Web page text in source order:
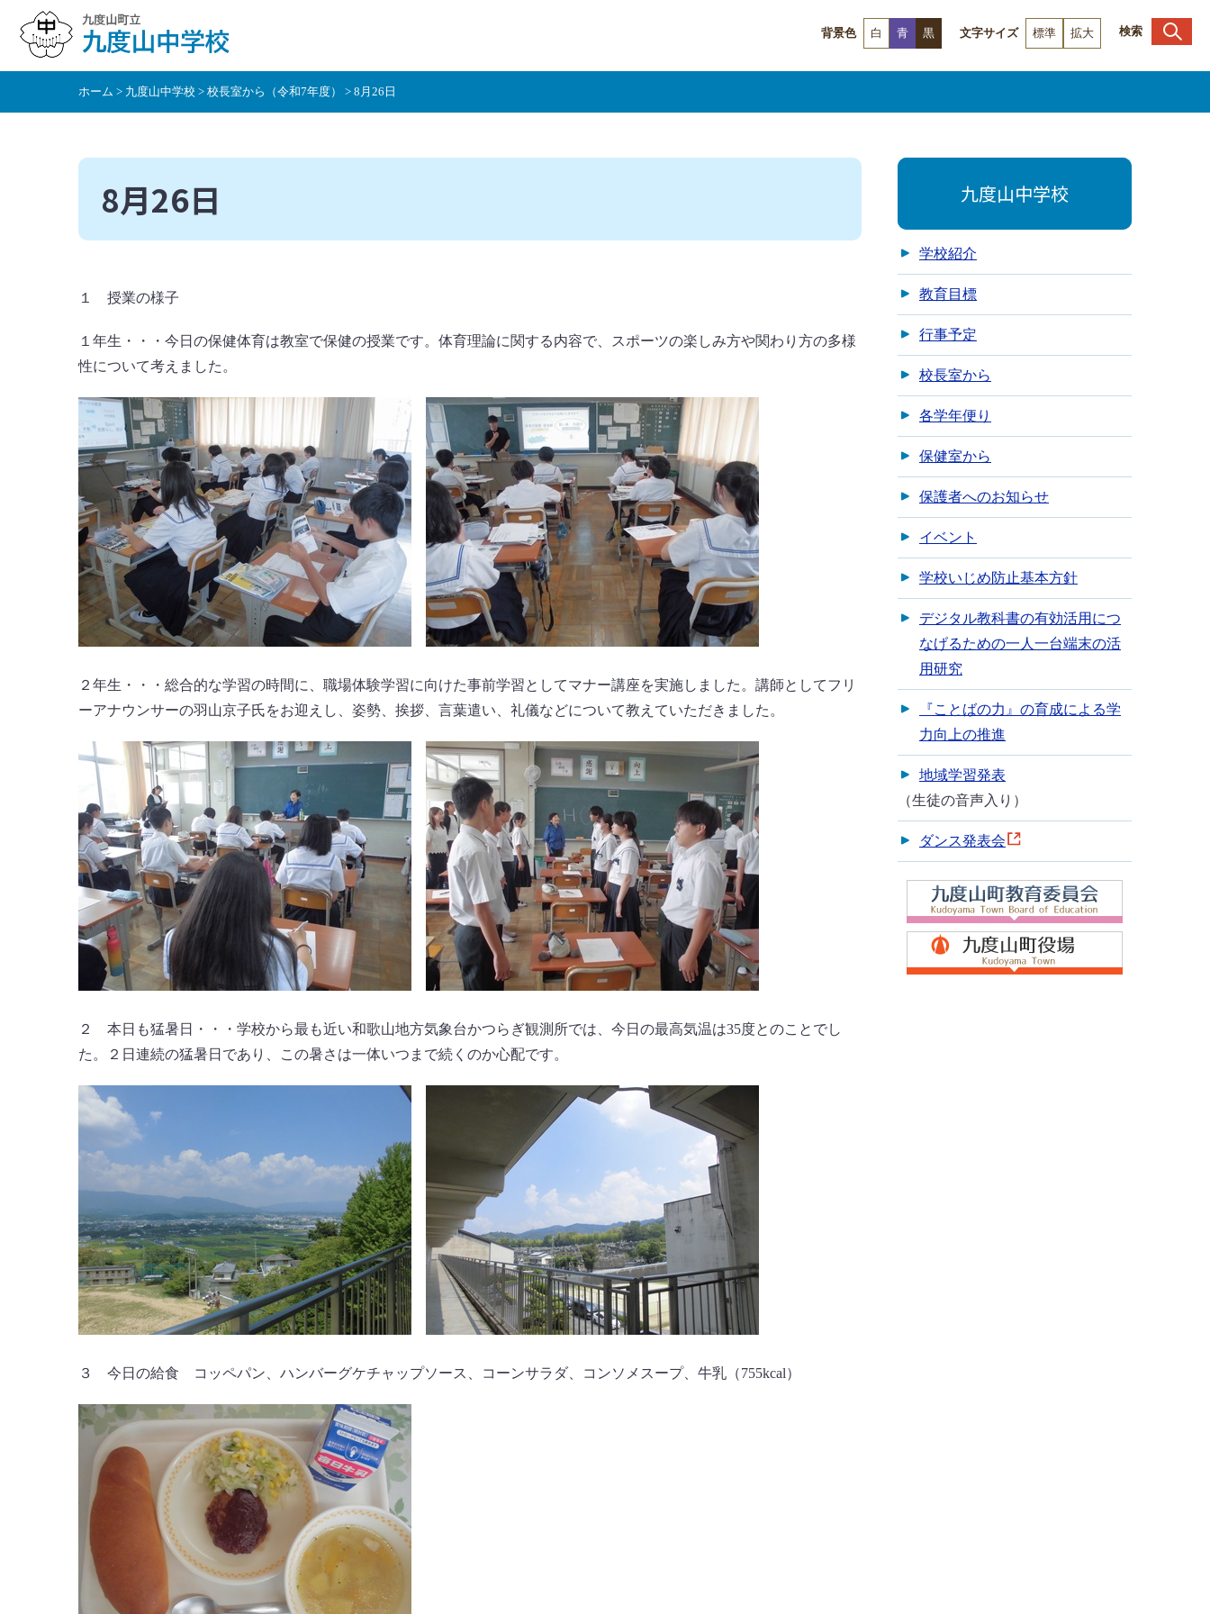
動
背景色 白 青 黒 文字サイズ 標準 拡大 検索
ホーム > 九度山中学校 > 校長室から（令和7年度） > 8月26日
8月26日
１ 授業の様子
１年生・・・今日の保健体育は教室で保健の授業です。体育理論に関する内容で、スポーツの楽しみ方や関わり方の多様
性について考えました。
２年生・・・総合的な学習の時間に、職場体験学習に向けた事前学習としてマナー講座を実施しました。講師としてフリ
ーアナウンサーの羽山京子氏をお迎えし、姿勢、挨拶、言葉遣い、礼儀などについて教えていただきました。
２ 本日も猛暑日・・・学校から最も近い和歌山地方気象台かつらぎ観測所では、今日の最高気温は35度とのことでし
た。２日連続の猛暑日であり、この暑さは一体いつまで続くのか心配です。
３ 今日の給食 コッペパン、ハンバーグケチャップソース、コーンサラダ、コンソメスープ、牛乳（755kcal）
九度山中学校
学校紹介
教育目標
行事予定
校長室から
各学年便り
保健室から
保護者へのお知らせ
イベント
学校いじめ防止基本方針
デジタル教科書の有効活用につ
なげるための一人一台端末の活
用研究
『ことばの力』の育成による学
力向上の推進
地域学習発表
（生徒の音声入り）
ダンス発表会